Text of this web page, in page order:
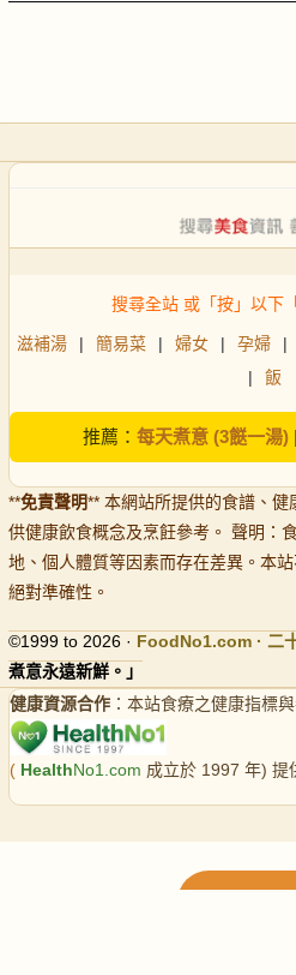
搜尋全站 或「按」以下
滋補湯 | 簡易菜 | 婦女 | 孕婦 |
|
飯
推薦： 每天煮意 (3餸一湯)|
**免責聲明** 本網站所提供的食譜、
供健康飲食概念及烹飪參考。 聲明：
地、個人體質等因素而存在差異。本
絕對準確性。
©1999 to 2026 · FoodNo1.com · 二
煮意永遠新鮮。」
健康資源合作 ：本站食療之健康指標
( HealthNo1.com 成立於 1997 年) 提